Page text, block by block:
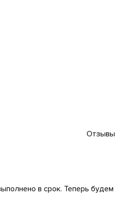
Отзывы
в срок. Теперь будем